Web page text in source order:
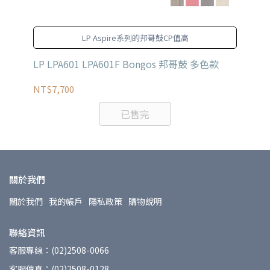
LP Aspire系列的邦哥鼓CP值高
LP LPA601 LPA601F Bongos 邦哥鼓 多色款
NT$7,700
已售完
關於我們
關於我們 我的帳戶 隱私政策 購物說明
聯絡資訊
客服專線：(02)2508-0066